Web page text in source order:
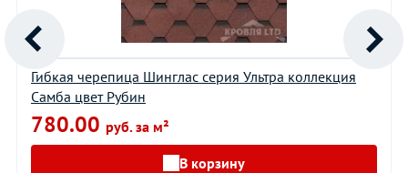
Гибкая черепица Шинглас серия Ультра коллекция
Самба цвет Рубин
780.00 руб. за м²
В корзину